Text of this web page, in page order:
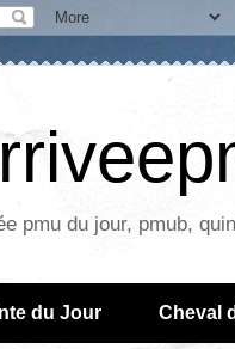
pmu du jour, pmub,
du Jour Cheval